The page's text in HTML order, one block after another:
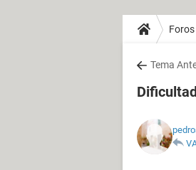
Foros
Tema